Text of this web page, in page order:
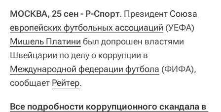
МОСКВА, 25 сен - Р-Спорт. Президент Союза
европейских футбольных ассоциаций (УЕФА)
Мишель Платини был допрошен властями
Швейцарии по делу о коррупции в
Международной федерации футбола (ФИФА),
сообщает Рейтер.
Все подробности коррупционного скандала в